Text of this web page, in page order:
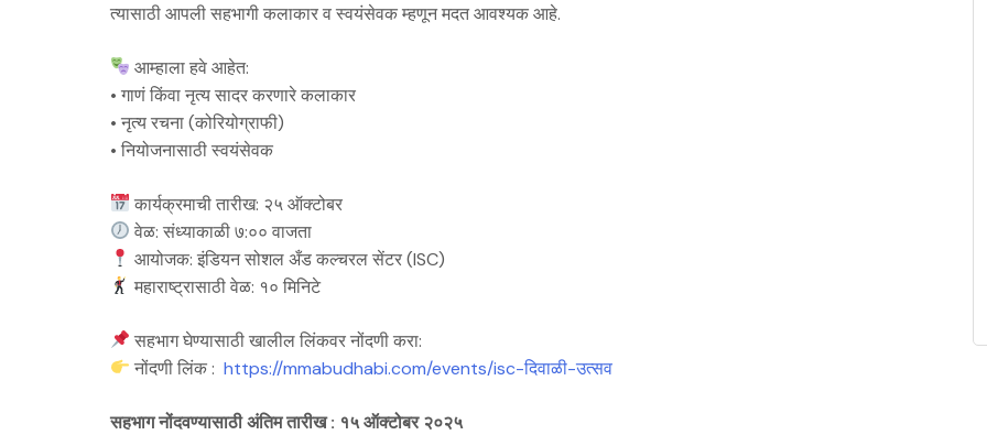
त्यासाठी आपली सहभागी कलाकार व स्वयंसेवक म्हणून मदत आवश्यक आहे.
आम्हाला हवे आहेत:
• गाणं किंवा नृत्य सादर करणारे कलाकार
• नृत्य रचना (कोरियोग्राफी)
• नियोजनासाठी स्वयंसेवक
कार्यक्रमाची तारीख: २५ ऑक्टोबर
वेळ: संध्याकाळी ७:०० वाजता
आयोजक: इंडियन सोशल अँड कल्चरल सेंटर (ISC)
महाराष्ट्रासाठी वेळ: १० मिनिटे
सहभाग घेण्यासाठी खालील लिंकवर नोंदणी करा:
नोंदणी लिंक : https://mmabudhabi.com/events/isc-दिवाळी-उत्सव
सहभाग नोंदवण्यासाठी अंतिम तारीख : १५ ऑक्टोबर २०२५